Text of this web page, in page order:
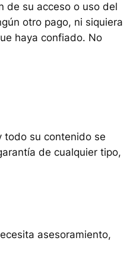
de su acceso o uso del
otro pago, ni siquiera
haya confiado. No
todo su contenido se
de cualquier tipo,
asesoramiento,